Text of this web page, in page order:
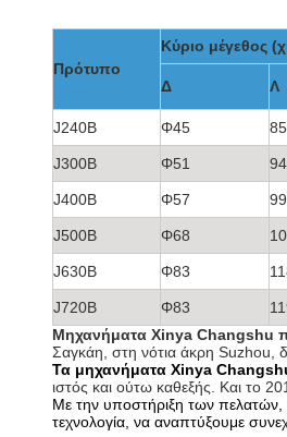
Πρότυπο
Κύριο μέγεθος
Δ Λ
J240B Φ45
J300B Φ51
J400B Φ57
J500B Φ68
J630B Φ83
J720B Φ83
Μηχανήματα Xinya Changshu
Σαγκάη, στη νότια άκρη Suzhou,
Τα μηχανήματα Xinya
ιστός και ούτω καθεξής. Και το
Με την υποστήριξη των πελατών,
τεχνολογία, να αναπτύξουμε